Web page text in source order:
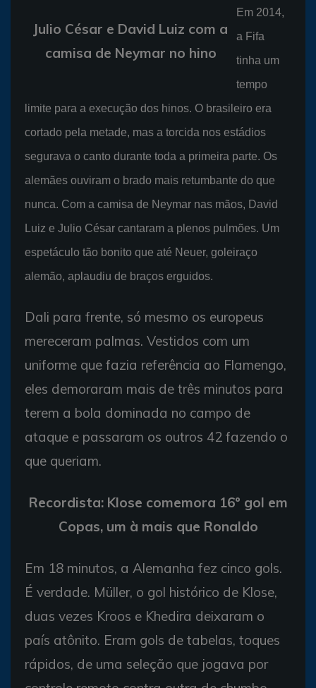
Julio César e David Luiz com a
camisa de Neymar no hino
Em 2014,
a Fifa
tinha um
tempo
limite para a execução dos hinos. O brasileiro era
cortado pela metade, mas a torcida nos estádios
segurava o canto durante toda a primeira parte. Os
alemães ouviram o brado mais retumbante do que
nunca. Com a camisa de Neymar nas mãos, David
Luiz e Julio César cantaram a plenos pulmões. Um
espetáculo tão bonito que até Neuer, goleiraço
alemão, aplaudiu de braços erguidos.
Dali para frente, só mesmo os europeus
mereceram palmas. Vestidos com um
uniforme que fazia referência ao Flamengo,
eles demoraram mais de três minutos para
terem a bola dominada no campo de
ataque e passaram os outros 42 fazendo o
que queriam.
Recordista: Klose comemora 16º gol em
Copas, um à mais que Ronaldo
Em 18 minutos, a Alemanha fez cinco gols.
É verdade. Müller, o gol histórico de Klose,
duas vezes Kroos e Khedira deixaram o
país atônito. Eram gols de tabelas, toques
rápidos, de uma seleção que jogava por